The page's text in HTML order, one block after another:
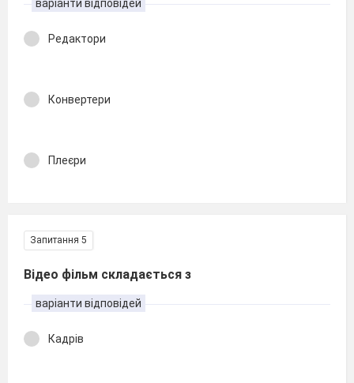
варіанти відповідей
Редактори
Конвертери
Плеєри
Запитання 5
Відео фільм складається з
варіанти відповідей
Кадрів